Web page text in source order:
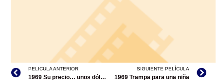
PELICULA ANTERIOR
1969 Su precio… unos dólares
SIGUIENTE PELÍCULA
1969 Trampa para una niña